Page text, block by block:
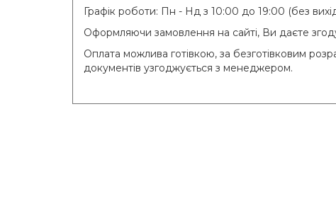
Графік роботи: Пн - Нд з 10:00 до 19:00 (без
Оформляючи замовлення на сайті, Ви даєте
Оплата можлива готівкою, за безготівковим
документів узгоджується з менеджером.